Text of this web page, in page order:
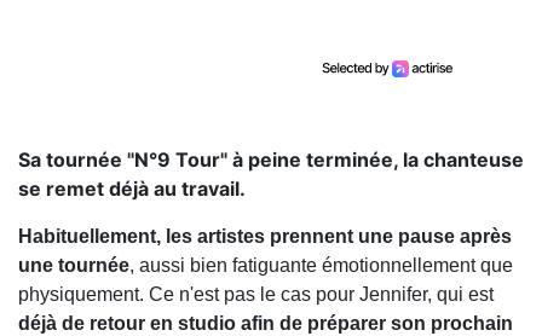
Sa tournée "N°9 Tour" à peine terminée, la chanteuse
se remet déjà au travail.
Habituellement, les artistes prennent une pause après
une tournée, aussi bien fatiguante émotionnellement que
physiquement. Ce n'est pas le cas pour Jennifer, qui est
déjà de retour en studio afin de préparer son prochain